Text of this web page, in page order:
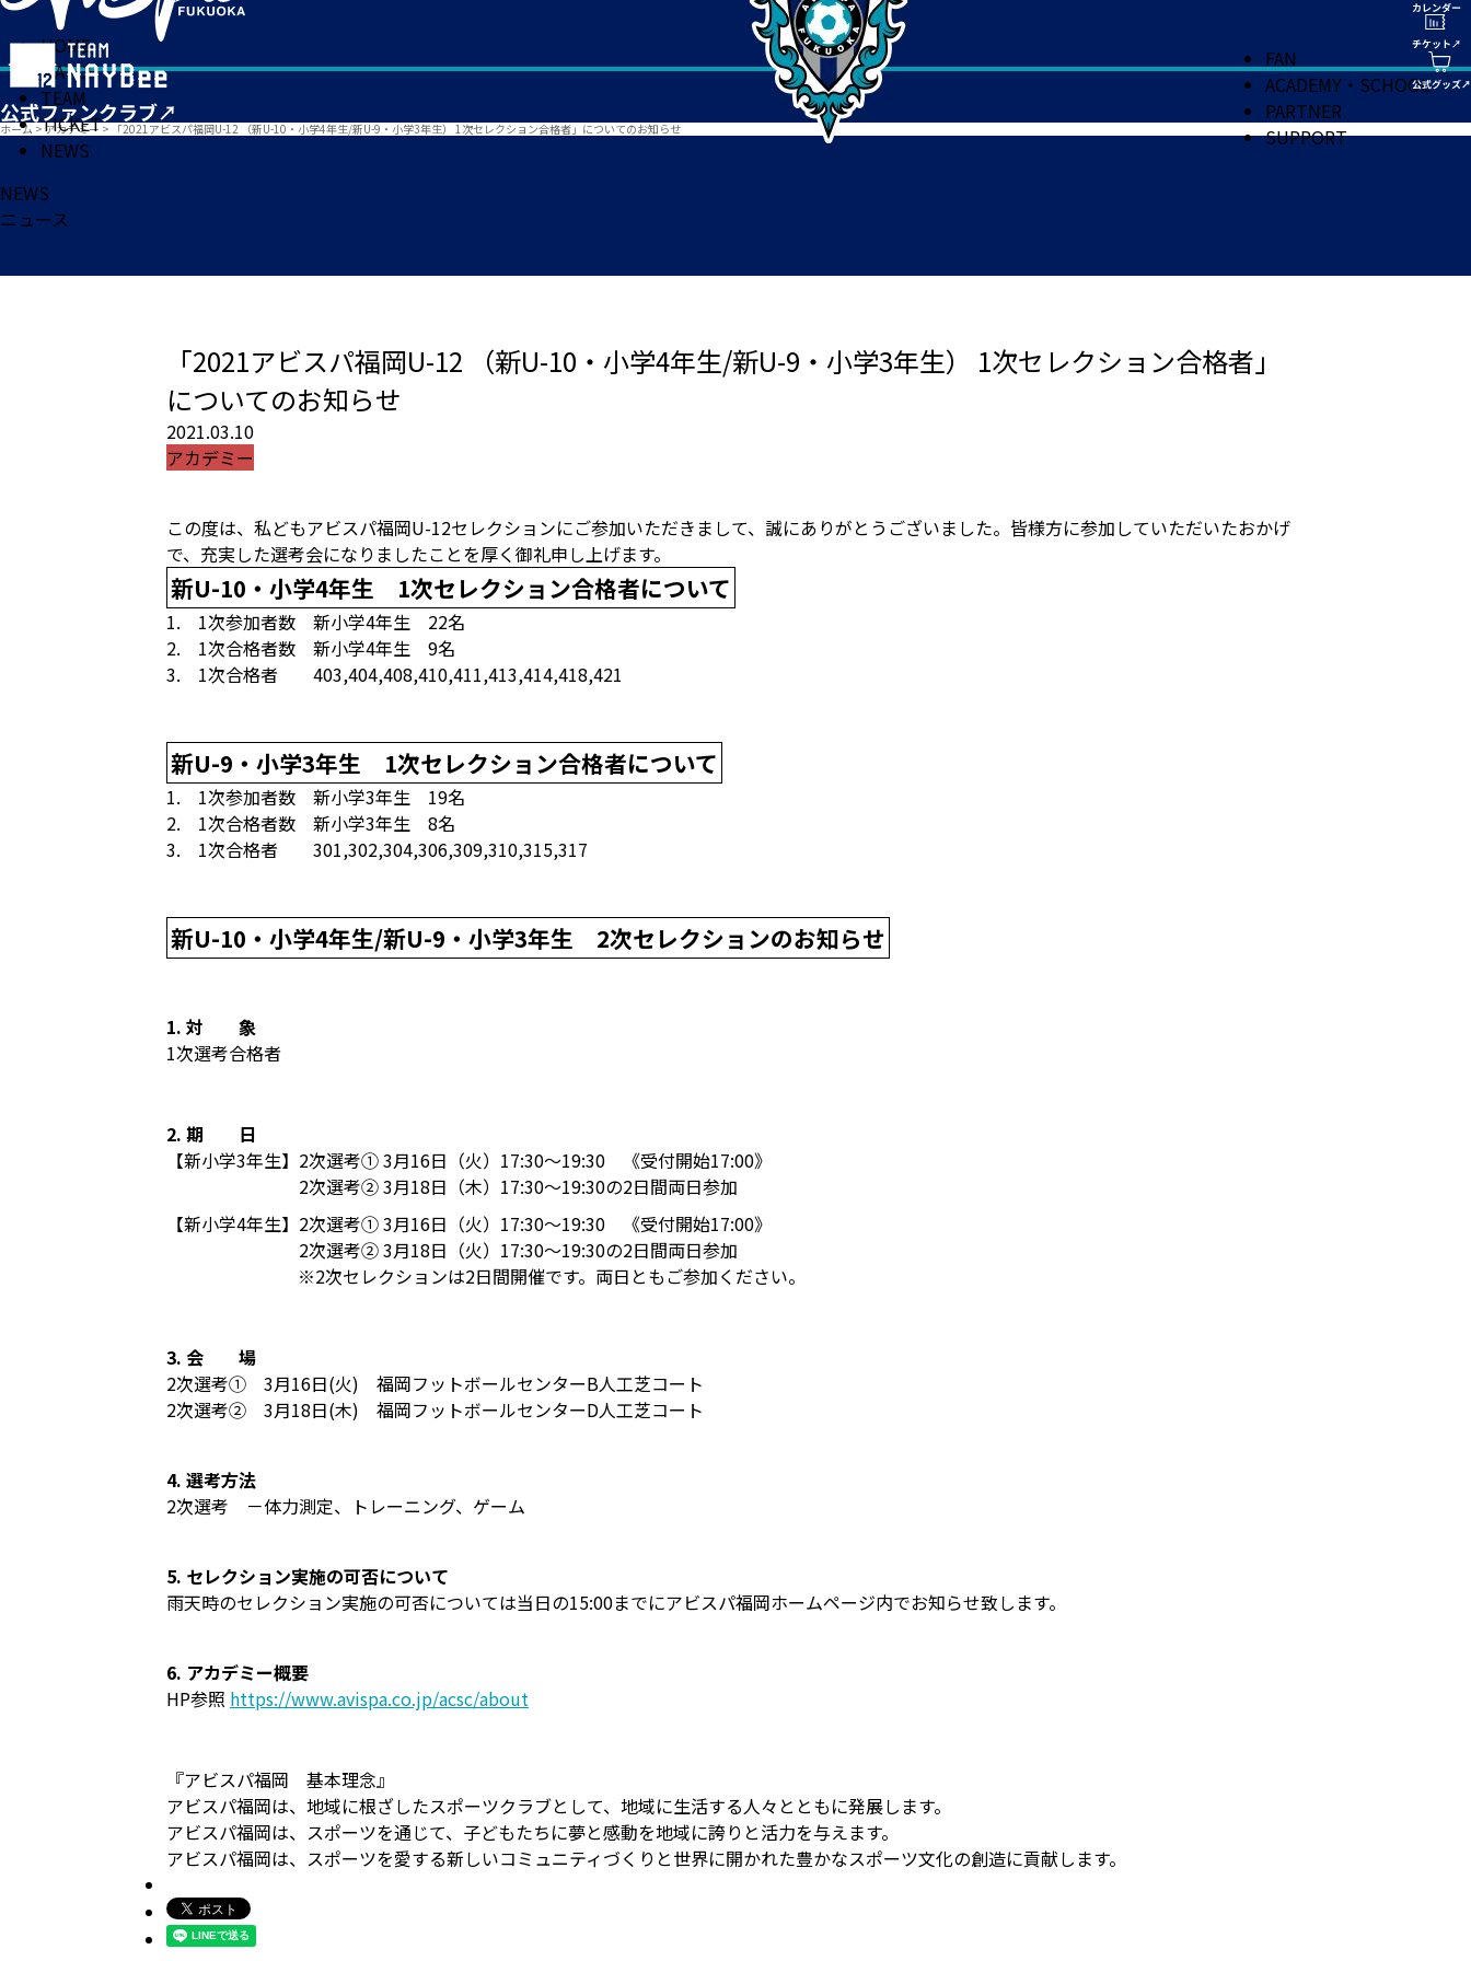
HOME
MATCH
TEAM
TICKET
NEWS
FAN
ACADEMY・SCHOOL
PARTNER
SUPPORT
ホーム > アカデミー > 「2021アビスパ福岡U-12 （新U-10・小学4年生/新U-9・小学3年生） 1次セレクション合格者」についてのお知らせ
NEWS
ニュース
「2021アビスパ福岡U-12 （新U-10・小学4年生/新U-9・小学3年生） 1次セレクション合格者」
についてのお知らせ
2021.03.10
アカデミー
この度は、私どもアビスパ福岡U-12セレクションにご参加いただきまして、誠にありがとうございました。皆様方に参加していただいたおかげ
で、充実した選考会になりましたことを厚く御礼申し上げます。
新U-10・小学4年生 1次セレクション合格者について
1. 1次参加者数 新小学4年生 22名
2. 1次合格者数 新小学4年生 9名
3. 1次合格者 403,404,408,410,411,413,414,418,421
新U-9・小学3年生 1次セレクション合格者について
1. 1次参加者数 新小学3年生 19名
2. 1次合格者数 新小学3年生 8名
3. 1次合格者 301,302,304,306,309,310,315,317
新U-10・小学4年生/新U-9・小学3年生 2次セレクションのお知らせ
1. 対 象
1次選考合格者
2. 期 日
【新小学3年生】 2次選考① 3月16日（火）17:30～19:30 《受付開始17:00》
2次選考② 3月18日（木）17:30〜19:30の2日間両日参加
【新小学4年生】 2次選考① 3月16日（火）17:30～19:30 《受付開始17:00》
2次選考② 3月18日（火）17:30〜19:30の2日間両日参加
※2次セレクションは2日間開催です。両日ともご参加ください。
3. 会 場
2次選考① 3月16日(火) 福岡フットボールセンターB人工芝コート
2次選考② 3月18日(木) 福岡フットボールセンターD人工芝コート
4. 選考方法
2次選考 －体力測定、トレーニング、ゲーム
5. セレクション実施の可否について
雨天時のセレクション実施の可否については当日の15:00までにアビスパ福岡ホームページ内でお知らせ致します。
6. アカデミー概要
HP参照 https://www.avispa.co.jp/acsc/about
『アビスパ福岡 基本理念』
アビスパ福岡は、地域に根ざしたスポーツクラブとして、地域に生活する人々とともに発展します。
アビスパ福岡は、スポーツを通じて、子どもたちに夢と感動を地域に誇りと活力を与えます。
アビスパ福岡は、スポーツを愛する新しいコミュニティづくりと世界に開かれた豊かなスポーツ文化の創造に貢献します。